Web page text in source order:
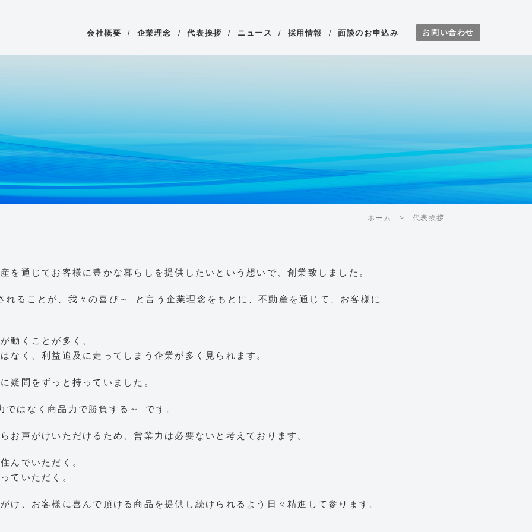
会社概要 / 企業理念 / 代表挨拶 / ニュース / 採用情報 / 面談のお申込み お問い合わせ
ホーム 代表挨拶
を通じてお客様に豊かな暮らしを提供したいという想いで、創業致しました。
れることが、我々の喜び～ と言う企業理念をもとに、不動産を通じて、お客様に
動くことが多く、
なく、利益追及に走ってしまう企業が多く見られます。
疑問をずっと持っていました。
ではなく商品力で勝負する～ です。
お声がけいただけるため、営業力は必要ないと考えております。
んでいただく。
ていただく。
け、お客様に喜んで頂ける商品を提供し続けられるよう日々精進して参ります。